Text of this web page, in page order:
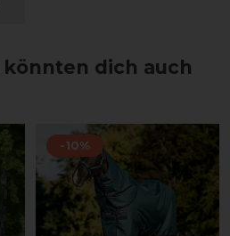
dich auch
-10%